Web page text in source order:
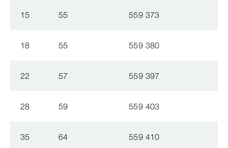
15 55 559 373
18 55 559 380
22 57 559 397
28 59 559 403
35 64 559 410